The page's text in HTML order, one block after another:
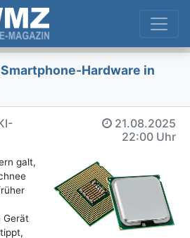
Hardware in
21.08.2025
22:00 Uhr
galt,
Gerät